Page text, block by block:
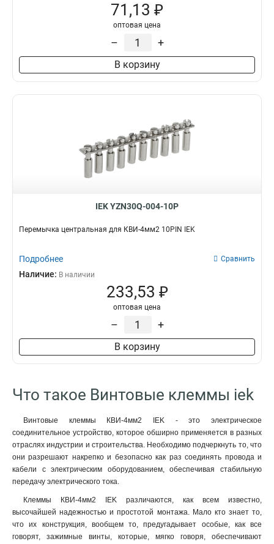
71,13 ₽
оптовая цена
– +
В корзину
IEK YZN30Q-004-10P
Перемычка центральная для КВИ-4мм2 10PIN IEK
Подробнее Сравнить
Наличие: В наличии
233,53 ₽
оптовая цена
– +
В корзину
Что такое Винтовые клеммы iek
Винтовые клеммы КВИ-4мм2 IEK - это электрическое
соединительное устройство, которое обширно применяется в разных
отраслях индустрии и строительства. Необходимо подчеркнуть то, что
они разрешают накрепко и безопасно как раз соединять провода и
кабели с электрическим оборудованием, обеспечивая стабильную
передачу электрического тока.
Клеммы КВИ-4мм2 IEK различаются, как всем известно,
высочайшей надежностью и простотой монтажа. Мало кто знает то,
что их конструкция, вообщем то, предугадывает особые, как все
говорят, зажимные винты, которые, мягко говоря, обеспечивают